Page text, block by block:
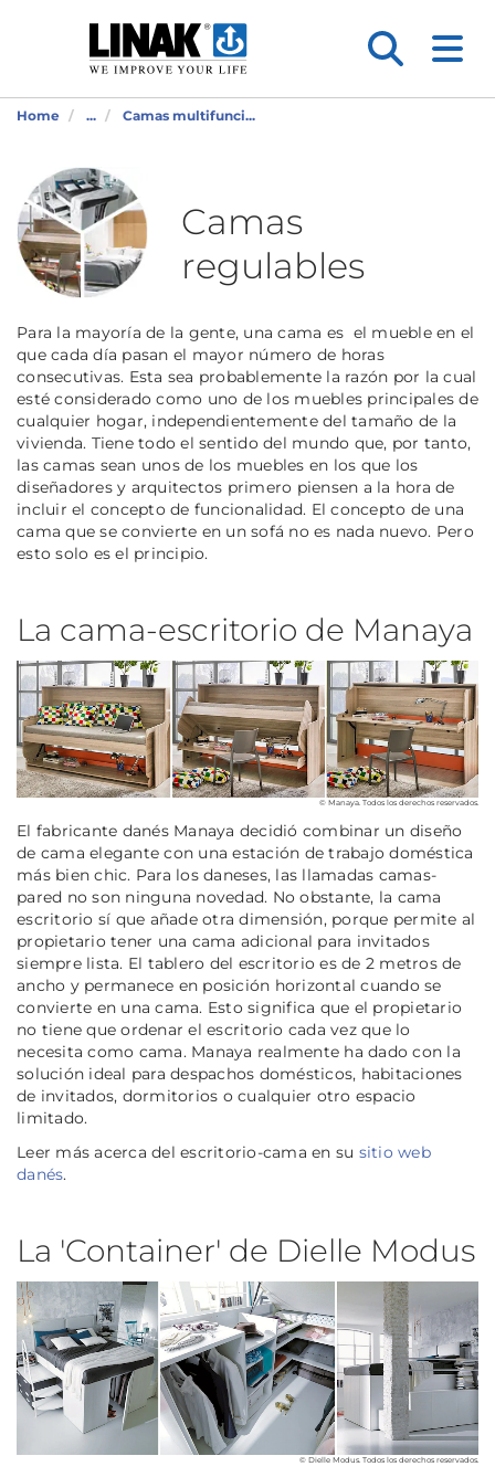
Home ... Camas multifunci...
Camas
regulables
Para la mayoría de la gente, una cama es el mueble en el
que cada día pasan el mayor número de horas
consecutivas. Esta sea probablemente la razón por la cual
esté considerado como uno de los muebles principales de
cualquier hogar, independientemente del tamaño de la
vivienda. Tiene todo el sentido del mundo que, por tanto,
las camas sean unos de los muebles en los que los
diseñadores y arquitectos primero piensen a la hora de
incluir el concepto de funcionalidad. El concepto de una
cama que se convierte en un sofá no es nada nuevo. Pero
esto solo es el principio.
La cama-escritorio de Manaya
© Manaya. Todos los derechos reservados.
El fabricante danés Manaya decidió combinar un diseño
de cama elegante con una estación de trabajo doméstica
más bien chic. Para los daneses, las llamadas camas-
pared no son ninguna novedad. No obstante, la cama
escritorio sí que añade otra dimensión, porque permite al
propietario tener una cama adicional para invitados
siempre lista. El tablero del escritorio es de 2 metros de
ancho y permanece en posición horizontal cuando se
convierte en una cama. Esto significa que el propietario
no tiene que ordenar el escritorio cada vez que lo
necesita como cama. Manaya realmente ha dado con la
solución ideal para despachos domésticos, habitaciones
de invitados, dormitorios o cualquier otro espacio
limitado.
Leer más acerca del escritorio-cama en su sitio web
danés.
La 'Container' de Dielle Modus
© Dielle Modus. Todos los derechos reservados.